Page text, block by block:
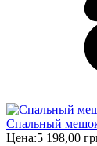
Спальный
Цена:5 198,00